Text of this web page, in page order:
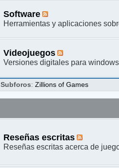
Software
Herramientas y aplicaciones
Videojuegos
Versiones digitales para
Subforos:Zillions of Games
Reseñas escritas
Reseñas escritas acerca de